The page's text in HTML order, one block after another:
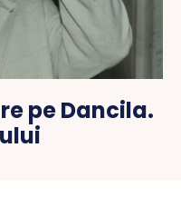
pe Dancila.